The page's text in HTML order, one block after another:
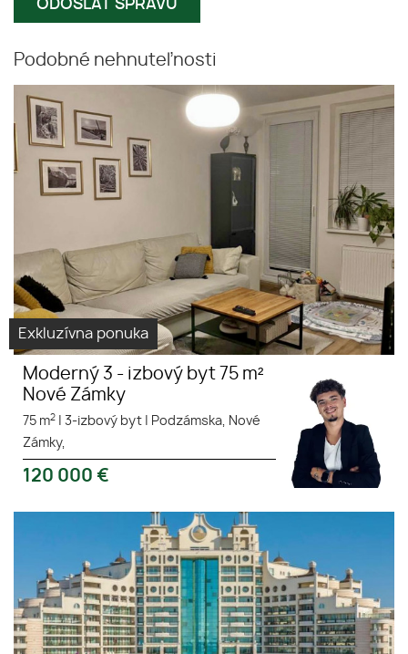
Podobné nehnuteľnosti
Exkluzívna ponuka
Moderný 3 - izbový byt 75 m²
Nové Zámky
75 m2 3-izbový byt
Podzámska, Nové
Zámky,
120 000 €
Apartmán 3+kk s výhľadom na
more v SunSet Resort -
Pomorie Bulharsko
1. línia pri mori